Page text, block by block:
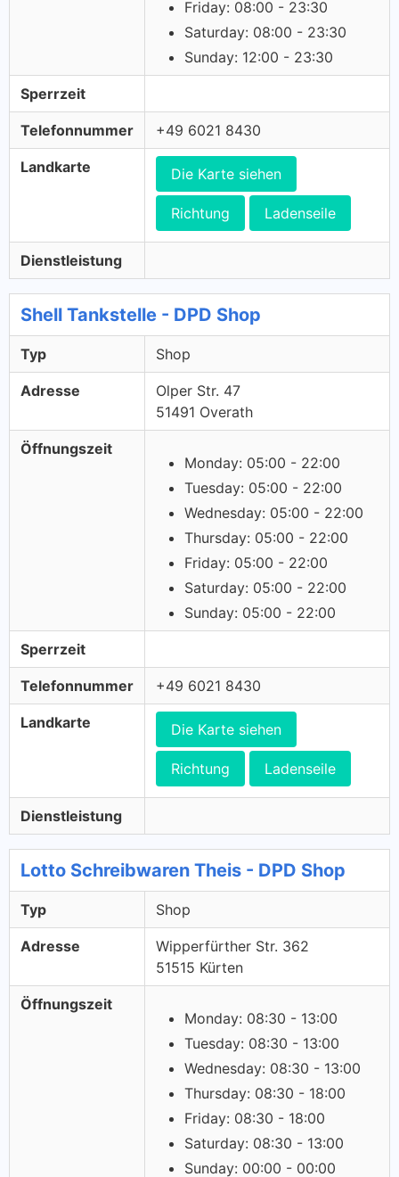
Friday: 08:00 - 23:30
Saturday: 08:00 - 23:30
Sunday: 12:00 - 23:30
Sperrzeit
Telefonnummer +49 6021 8430
Landkarte Die Karte siehen
Richtung Ladenseile
Dienstleistung
Shell Tankstelle - DPD Shop
Typ Shop
Adresse
Olper Str. 47
51491 Overath
Öffnungszeit
Monday: 05:00 - 22:00
Tuesday: 05:00 - 22:00
Wednesday: 05:00 - 22:00
Thursday: 05:00 - 22:00
Friday: 05:00 - 22:00
Saturday: 05:00 - 22:00
Sunday: 05:00 - 22:00
Sperrzeit
Telefonnummer +49 6021 8430
Landkarte Die Karte siehen
Richtung Ladenseile
Dienstleistung
Lotto Schreibwaren Theis - DPD Shop
Typ Shop
Adresse
Wipperfürther Str. 362
51515 Kürten
Öffnungszeit
Monday: 08:30 - 13:00
Tuesday: 08:30 - 13:00
Wednesday: 08:30 - 13:00
Thursday: 08:30 - 18:00
Friday: 08:30 - 18:00
Saturday: 08:30 - 13:00
Sunday: 00:00 - 00:00